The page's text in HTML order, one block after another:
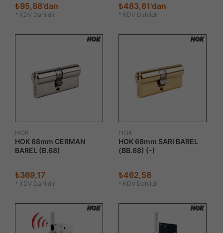
₺95,88'dan
* KDV Dahildir
₺483,61'dan
* KDV Dahildir
HOK
HOK 68mm CERMAN
BAREL (B.68)
₺369,17
* KDV Dahildir
HOK
HOK 68mm SARI BAREL
(BB.68) (-)
₺462,58
* KDV Dahildir